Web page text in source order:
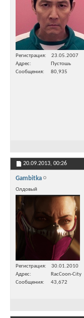
Регистрация
23.05.2007
Адрес
Пустошь
Сообщения
80,935
20.09.2013, 00:26
Gambitka
Олдовый
Регистрация
30.01.2010
Адрес
RacCoon-City
Сообщения
43,672